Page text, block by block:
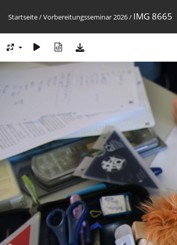
Startseite/Vorbereitungsseminar 2026/ IMG 8665